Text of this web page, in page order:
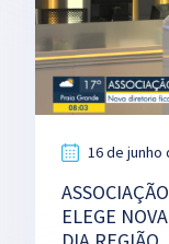
16 de junho
ELEGE